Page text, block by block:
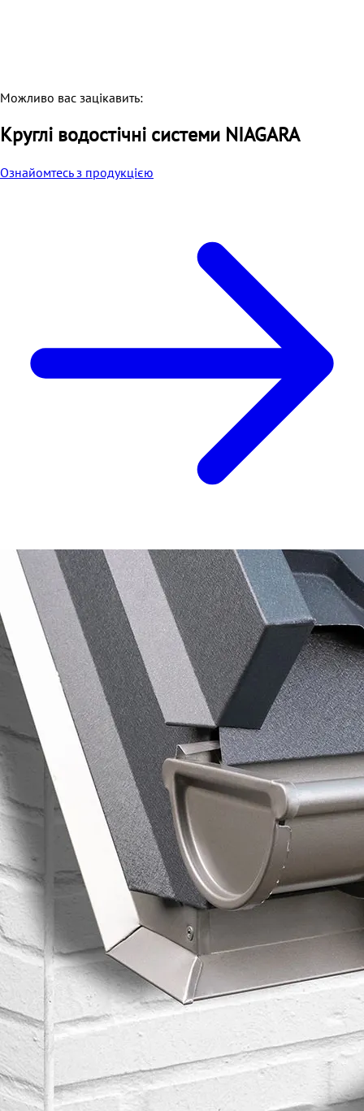
Можливо вас зацікавить:
Круглі водостічні системи NIAGARA
Ознайомтесь з продукцією